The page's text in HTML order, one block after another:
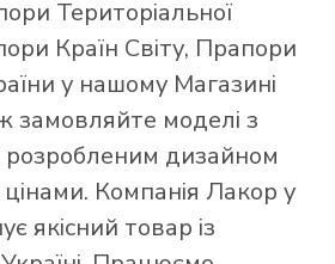
Територіальної
Країн Світу, Прапори
у нашому Магазині
замовляйте моделі з
розробленим дизайном
Компанія Лакор у
якісний товар із